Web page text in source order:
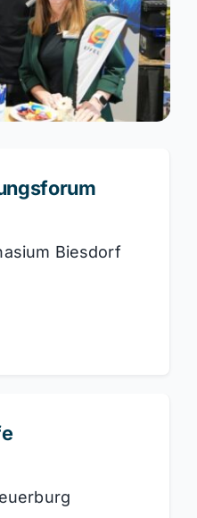
Biesdorf